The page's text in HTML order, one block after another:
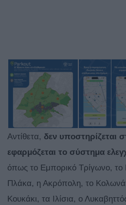
Αντίθετα, δεν υποστηρίζεται
εφαρμόζεται το σύστημα
όπως το Εμπορικό Τρίγωνο, το
Πλάκα, η Ακρόπολη, το
Κουκάκι, τα Ιλίσια, ο